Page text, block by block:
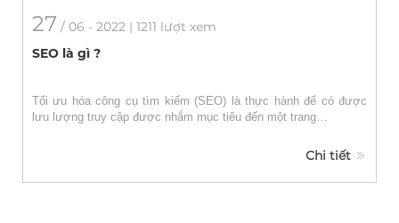
27 / 06 - 2022 | 1211 lượt xem
SEO là gì ?
Tối ưu hóa công cụ tìm kiếm (SEO) là thực hành để có được
lưu lượng truy cập được nhắm mục tiêu đến một trang…
Chi tiết